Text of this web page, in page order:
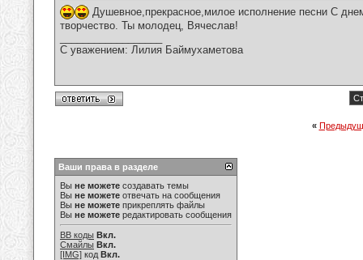
Душевное,прекрасное,милое исполнение песни С
творчество. Ты молодец, Вячеслав!
С уважением: Лилия Баймухаметова
«
Ваши права в разделе
Вы не можете создавать темы
Вы не можете отвечать на сообщения
Вы не можете прикреплять файлы
Вы не можете редактировать сообщения
BB коды Вкл.
Смайлы Вкл.
[IMG] код Вкл.